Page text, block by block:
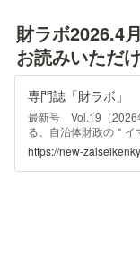
財ラボ2026.4
お読みいただけ
専門誌「財ラボ」
最新号 Vol.19（2026
る、自治体財政の＂
財ラボ電子版（一部を
Vol.19（2026.2）